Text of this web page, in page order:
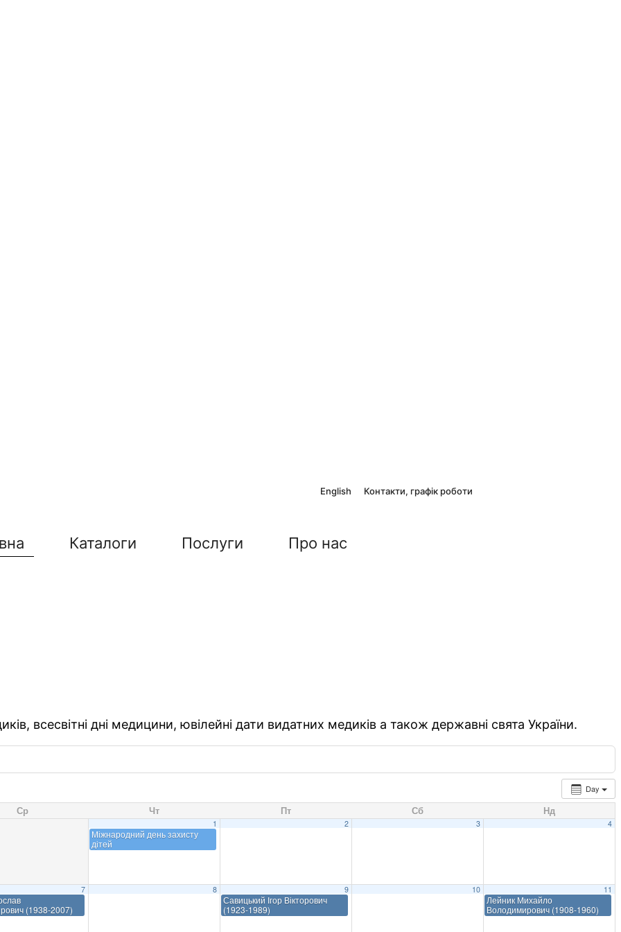
English Контакти, графік роботи
Каталоги Послуги Про нас
всесвітні дні медицини, ювілейні дати видатних медиків а також державні свята України.
Day
Ср Чт Пт Сб Нд
1
Міжнародний день захисту
дітей
2 3 4
7
(1938-2007)
8 9
Савицький Ігор Вікторович
(1923-1989)
10 11
Лейник Михайло
Володимирович (1908-1960)